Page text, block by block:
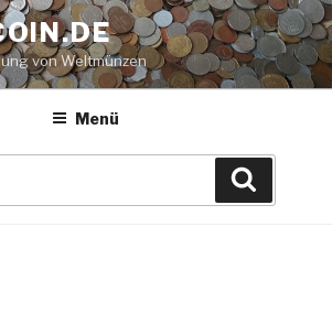
von Weltmünzen
Menü